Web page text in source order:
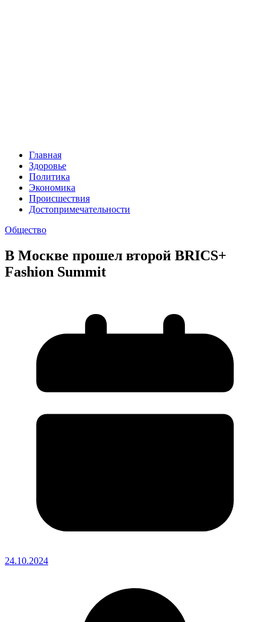
Главная
Здоровье
Политика
Экономика
Происшествия
Достопримечательности
Общество
В Москве прошел второй BRICS+
Fashion Summit
24.10.2024